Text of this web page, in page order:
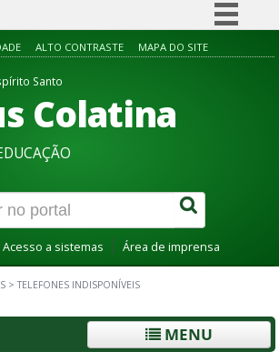
Simplifique!
Acesso à informação
Canais
ALTO CONTRASTE MAPA DO SITE
Santo
Colatina
Acesso a sistemas Área de imprensa
>TELEFONES INDISPONÍVEIS
MENU